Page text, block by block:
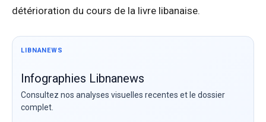
détérioration du cours de la livre libanaise.
LIBNANEWS
Infographies Libnanews
Consultez nos analyses visuelles recentes et le dossier
complet.